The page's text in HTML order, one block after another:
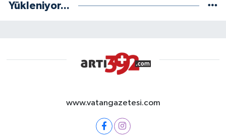
Yükleniyor...
www.vatangazetesi.com